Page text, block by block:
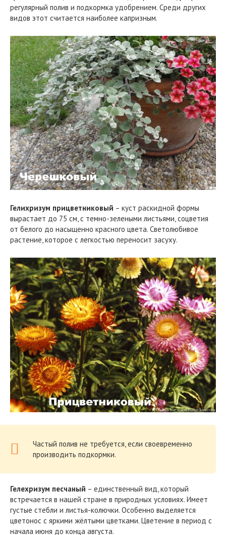
регулярный полив и подкормка удобрением. Среди других
видов этот считается наиболее капризным.
Гелихризум прицветниковый – куст раскидной формы
вырастает до 75 см, с темно-зелеными листьями, соцветия
от белого до насыщенно красного цвета. Светолюбивое
растение, которое с легкостью переносит засуху.
Частый полив не требуется, если своевременно
производить подкормки.
Гелехризум песчаный – единственный вид, который
встречается в нашей стране в природных условиях. Имеет
густые стебли и листья-колючки. Особенно выделяется
цветонос с яркими жёлтыми цветками. Цветение в период с
начала июня до конца августа.